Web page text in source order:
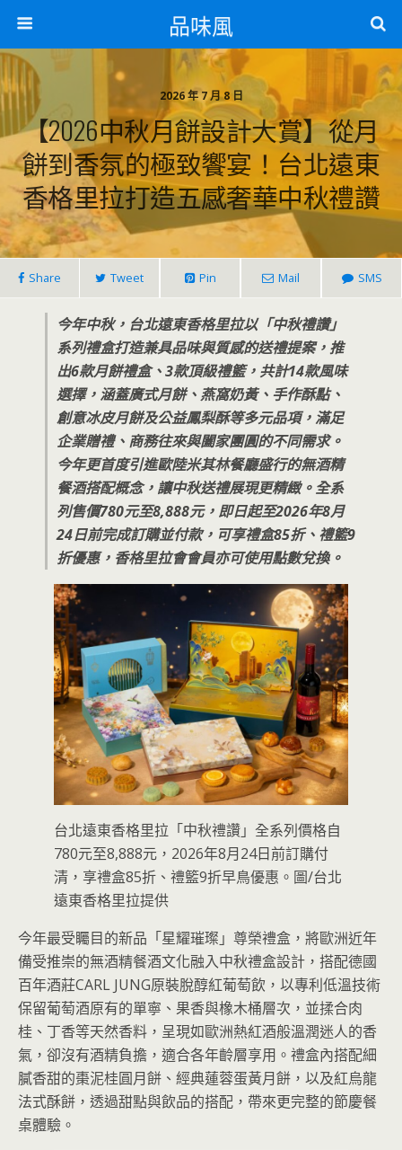
品味風
2026 年 7 月 8 日
【2026中秋月餅設計大賞】從月
餅到香氛的極致饗宴！台北遠東
香格里拉打造五感奢華中秋禮讚
Share Tweet Pin Mail SMS
今年中秋，台北遠東香格里拉以「中秋禮讚」
系列禮盒打造兼具品味與質感的送禮提案，推
出6款月餅禮盒、3款頂級禮籃，共計14款風味
選擇，涵蓋廣式月餅、燕窩奶黃、手作酥點、
創意冰皮月餅及公益鳳梨酥等多元品項，滿足
企業贈禮、商務往來與闔家團圓的不同需求。
今年更首度引進歐陸米其林餐廳盛行的無酒精
餐酒搭配概念，讓中秋送禮展現更精緻。全系
列售價780元至8,888元，即日起至2026年8月
24日前完成訂購並付款，可享禮盒85折、禮籃9
折優惠，香格里拉會會員亦可使用點數兌換。
台北遠東香格里拉「中秋禮讚」全系列價格自
780元至8,888元，2026年8月24日前訂購付
清，享禮盒85折、禮籃9折早鳥優惠。圖/台北
遠東香格里拉提供
今年最受矚目的新品「星耀璀璨」尊榮禮盒，將歐洲近年
備受推崇的無酒精餐酒文化融入中秋禮盒設計，搭配德國
百年酒莊CARL JUNG原裝脫醇紅葡萄飲，以專利低溫技術
保留葡萄酒原有的單寧、果香與橡木桶層次，並揉合肉
桂、丁香等天然香料，呈現如歐洲熱紅酒般溫潤迷人的香
氣，卻沒有酒精負擔，適合各年齡層享用。禮盒內搭配細
膩香甜的棗泥桂圓月餅、經典蓮蓉蛋黃月餅，以及紅烏龍
法式酥餅，透過甜點與飲品的搭配，帶來更完整的節慶餐
桌體驗。